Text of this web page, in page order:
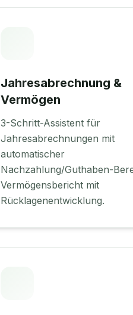
Jahresabrechnung &
Vermögen
3-Schritt-Assistent für
Jahresabrechnungen mit
automatischer
Nachzahlung/Guthaben-
Vermögensbericht mit
Rücklagenentwicklung.